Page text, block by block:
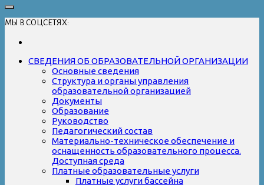
МЫ В СОЦСЕТЯХ:
СВЕДЕНИЯ ОБ ОБРАЗОВАТЕЛЬНОЙ ОРГАНИЗАЦИИ
Основные сведения
Структура и органы управления
образовательной организацией
Документы
Образование
Руководство
Педагогический состав
Материально-техническое обеспечение и
оснащенность образовательного процесса.
Доступная среда
Платные образовательные услуги
Платные услуги бассейна